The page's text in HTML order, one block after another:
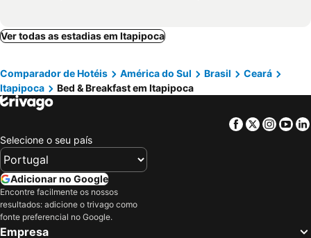
Ver todas as estadias em Itapipoca
Comparador de Hotéis América do Sul Brasil
Ceará
Itapipoca
Bed & Breakfast em Itapipoca
Facebook
Twitter
Selecione o seu país
Adicionar no Google
Encontre facilmente os nossos
resultados: adicione o trivago como
fonte preferencial no Google.
Empresa